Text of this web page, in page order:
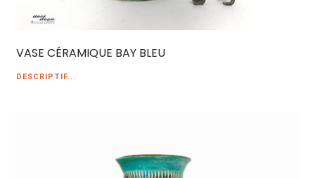
VASE CÉRAMIQUE BAY BLEU
DESCRIPTIF...